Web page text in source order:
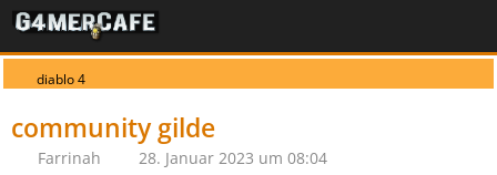
diablo 4
community gilde
Farrinah 28. Januar 2023 um 08:04